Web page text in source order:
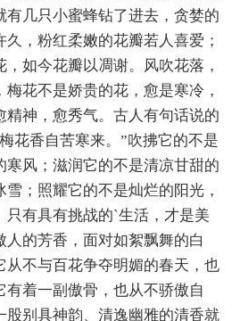
有几只小蜜蜂钻了进去，贪婪的
，粉红柔嫩的花瓣若人喜爱；
如今花瓣以凋谢。风吹花落，
花不是娇贵的花，愈是寒冷，
精神，愈秀气。古人有句话说的
花香自苦寒来。”吹拂它的不是
寒风；滋润它的不是清凉甘甜的
；照耀它的不是灿烂的阳光，
只有具有挑战的`生活，才是美
的芳香，面对如絮飘舞的白
从不与百花争夺明媚的春天，也
有着一副傲骨，也从不骄傲自
股别具神韵、清逸幽雅的清香就